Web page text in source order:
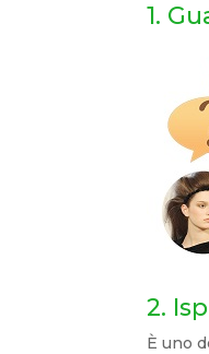
1.
2.
È uno